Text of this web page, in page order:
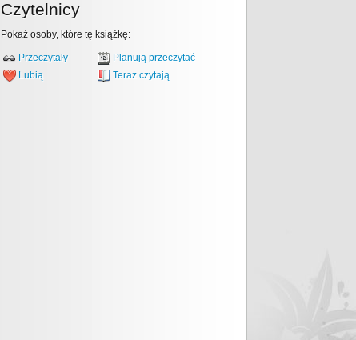
Czytelnicy
Pokaż osoby, które tę książkę:
Przeczytały
Planują przeczytać
Lubią
Teraz czytają